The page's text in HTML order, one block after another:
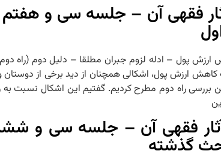
فقهی آن – جلسه سی و هفتم
کاهش ارزش پول، اشکالی همچنان از دید برخی از
راه دوم مطرح کردیم. گفتیم این اشکال نسبت به
فقهی آن – جلسه سی و
گذشته